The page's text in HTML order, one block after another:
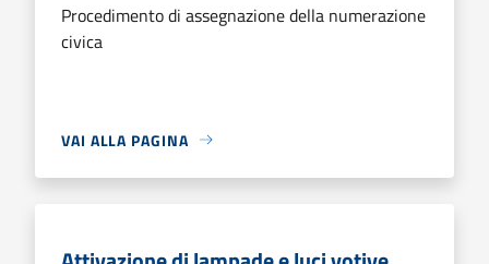
Procedimento di assegnazione della numerazione
civica
VAI ALLA PAGINA